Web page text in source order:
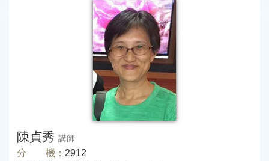
陳貞秀 講師
分 機： 2912